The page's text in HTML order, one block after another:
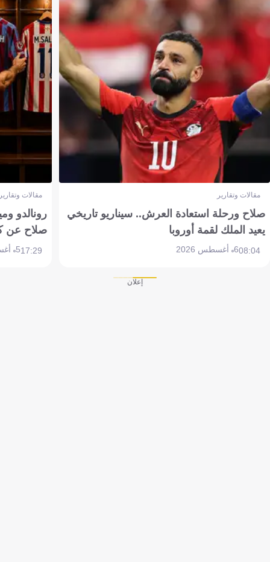
مقالات وتقارير
صلاح ورحلة استعادة العرش.. سيناريو تاريخي
يعيد الملك لقمة أوروبا
08:046 أغسطس 2026
مقالات
رونالدو
صلاح عن
17:295 أغسطس 2026
إعلان